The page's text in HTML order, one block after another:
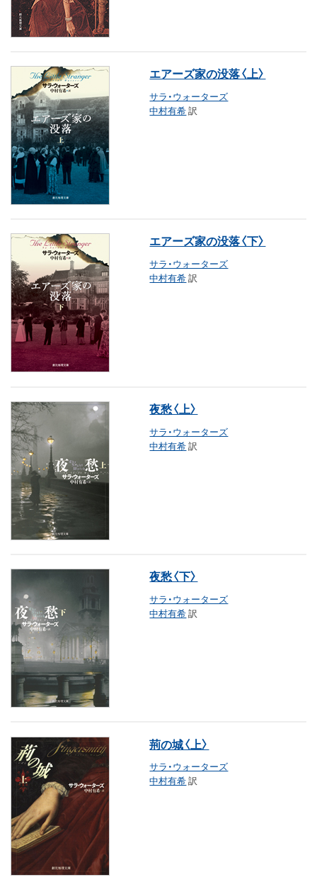
エアーズ家の没落〈上〉
サラ・ウォーターズ
中村有希訳
エアーズ家の没落〈下〉
サラ・ウォーターズ
中村有希訳
夜愁〈上〉
サラ・ウォーターズ
中村有希訳
夜愁〈下〉
サラ・ウォーターズ
中村有希訳
荊の城〈上〉
サラ・ウォーターズ
中村有希訳